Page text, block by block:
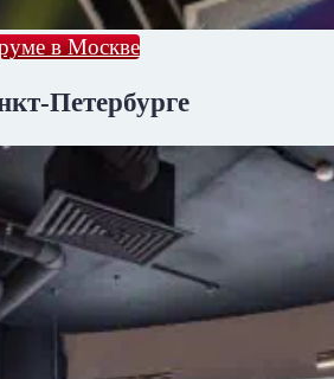
в Москве
Петербурге